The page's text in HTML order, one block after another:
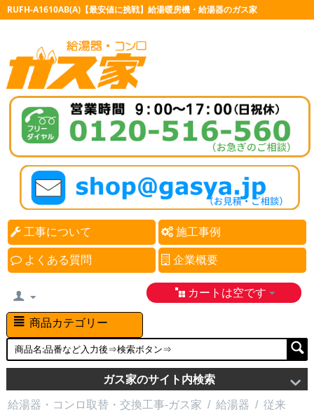
RUFH-A1610AB(A)【最安値に挑戦】給湯暖房機・給湯器のガス家
工事について 施工事例
よくある質問 企業概要
カートは空です
商品カテゴリー
ガス家のサイト内検索
給湯器・コンロ取替・交換工事-ガス家 / 給湯器 / 従来